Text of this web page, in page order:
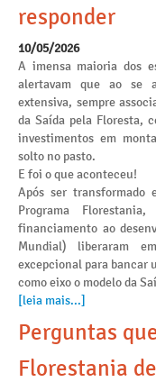
responder
10/05/2026
A imensa maioria dos
alertavam que ao se
extensiva, sempre
da Saída pela Floresta,
investimentos em
solto no pasto.
E foi o que aconteceu!
Após ser transformado
Programa
financiamento ao
Mundial) liberaram
excepcional para bancar
como eixo o modelo da
[leia mais...]
Perguntas
Florestania